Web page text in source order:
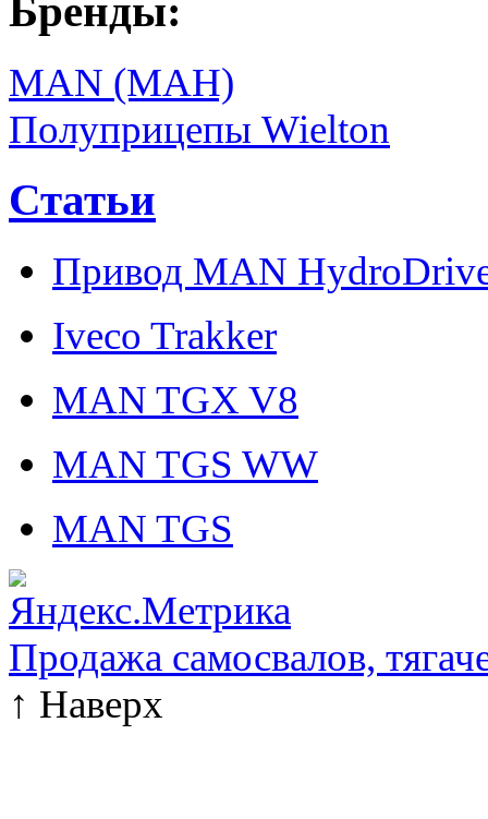
Бренды:
MAN (МАН)
Полуприцепы Wielton
Статьи
Привод MAN
Iveco Trakker
MAN TGX V8
MAN TGS WW
MAN TGS
Продажа самосвалов,
↑ Наверх